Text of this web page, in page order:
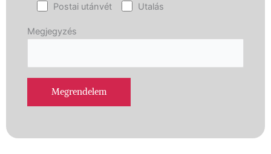
Postai utánvét
Utalás
Megjegyzés